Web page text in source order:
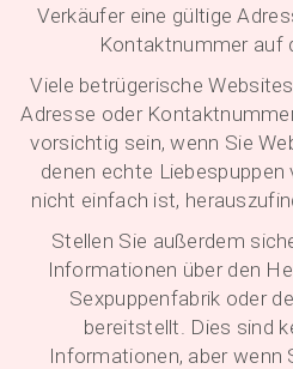
Verkäufer eine gültige
Kontaktnummer auf
Viele betrügerische
Adresse oder
vorsichtig sein, wenn Sie
denen echte
nicht einfach ist,
Stellen Sie außerdem
Informationen über den
Sexpuppenfabrik oder
bereitstellt. Dies sind
Informationen, aber wenn